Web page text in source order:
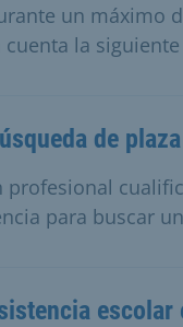
un máximo
la
de
para buscar
escolar